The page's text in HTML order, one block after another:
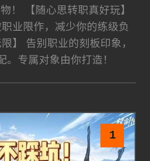
！ 【随心思转职真好玩】
业限作，减少你的练级负
】 告别职业的刻板印象，
。专属对象由你打造！
1